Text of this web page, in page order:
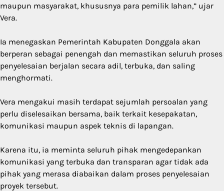
maupun masyarakat, khususnya para pemilik lahan,” ujar
Vera.
Ia menegaskan Pemerintah Kabupaten Donggala akan
berperan sebagai penengah dan memastikan seluruh proses
penyelesaian berjalan secara adil, terbuka, dan saling
menghormati.
Vera mengakui masih terdapat sejumlah persoalan yang
perlu diselesaikan bersama, baik terkait kesepakatan,
komunikasi maupun aspek teknis di lapangan.
Karena itu, ia meminta seluruh pihak mengedepankan
komunikasi yang terbuka dan transparan agar tidak ada
pihak yang merasa diabaikan dalam proses penyelesaian
proyek tersebut.